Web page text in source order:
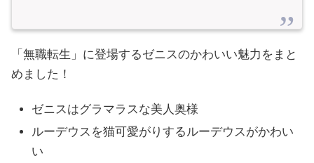
「無職転生」に登場するゼニスのかわいい魅力をまと
めました！
ゼニスはグラマラスな美人奥様
ルーデウスを猫可愛がりするルーデウスがかわい
い